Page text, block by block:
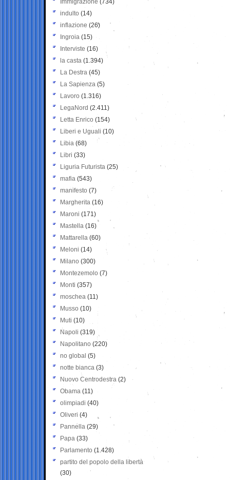
Immigrazione (734)
indulto (14)
inflazione (26)
Ingroia (15)
Interviste (16)
la casta (1.394)
La Destra (45)
La Sapienza (5)
Lavoro (1.316)
LegaNord (2.411)
Letta Enrico (154)
Liberi e Uguali (10)
Libia (68)
Libri (33)
Liguria Futurista (25)
mafia (543)
manifesto (7)
Margherita (16)
Maroni (171)
Mastella (16)
Mattarella (60)
Meloni (14)
Milano (300)
Montezemolo (7)
Monti (357)
moschea (11)
Musso (10)
Muti (10)
Napoli (319)
Napolitano (220)
no global (5)
notte bianca (3)
Nuovo Centrodestra (2)
Obama (11)
olimpiadi (40)
Oliveri (4)
Pannella (29)
Papa (33)
Parlamento (1.428)
partito del popolo della libertà
(30)